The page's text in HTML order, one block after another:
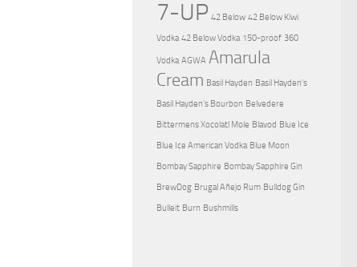
7-UP 42 Below 42 Below Kiwi
Vodka 42 Below Vodka 150-proof 360
Vodka AGWA Amarula
Cream Basil Hayden Basil Hayden's
Basil Hayden's Bourbon Belvedere
Bittermens Xocolatl Mole Blavod Blue Ice
Blue Ice American Vodka Blue Moon
Bombay Sapphire Bombay Sapphire Gin
BrewDog Brugal Añejo Rum Bulldog Gin
Bulleit Burn Bushmills